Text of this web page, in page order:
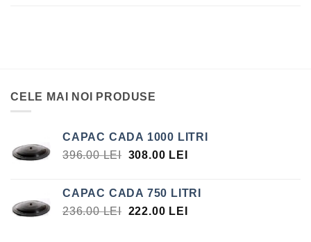
CELE MAI NOI PRODUSE
CAPAC CADA 1000 LITRI
396.00LEI PREȚUL
FOST:
396.00 LEI.
308.00 LEI PREȚUL
308.00 LEI.
CAPAC CADA 750 LITRI
236.00LEI PREȚUL
222.00 LEI PREȚUL